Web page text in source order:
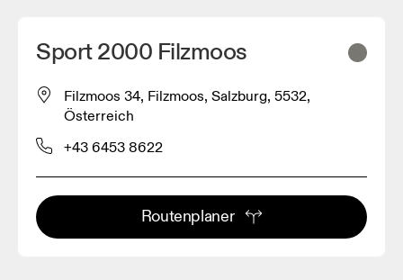
Sport 2000 Filzmoos
Filzmoos 34, Filzmoos, Salzburg, 5532,
Österreich
+43 6453 8622
Routenplaner